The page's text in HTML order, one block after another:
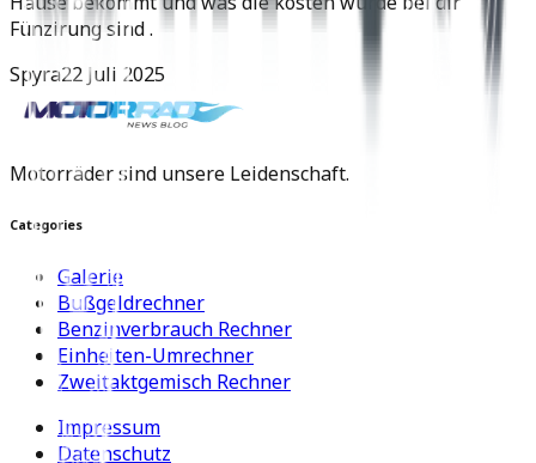
Fünzirung sind .
Spyra22 Juli 2025
Motorräder sind unsere Leidenschaft.
Categories
Galerie
Bußgeldrechner
Benzinverbrauch Rechner
Einheiten-Umrechner
Zweitaktgemisch Rechner
Impressum
Datenschutz